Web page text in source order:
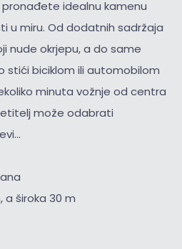
idealnu kamenu
u miru. Od dodatnih sadržaja
nude okrjepu, a do same
biciklom ili automobilom
minuta vožnje od centra
može odabrati
a široka 30 m